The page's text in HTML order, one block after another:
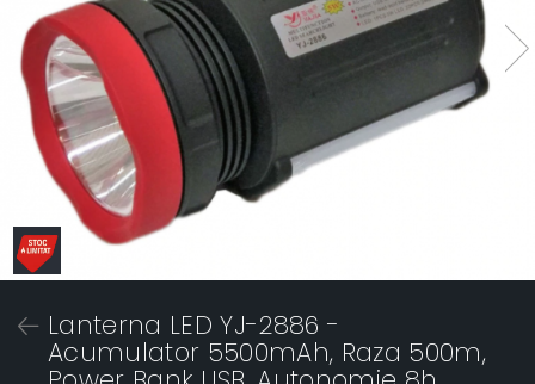
Lanterna LED YJ-2886 -
Acumulator 5500mAh, Raza 500m,